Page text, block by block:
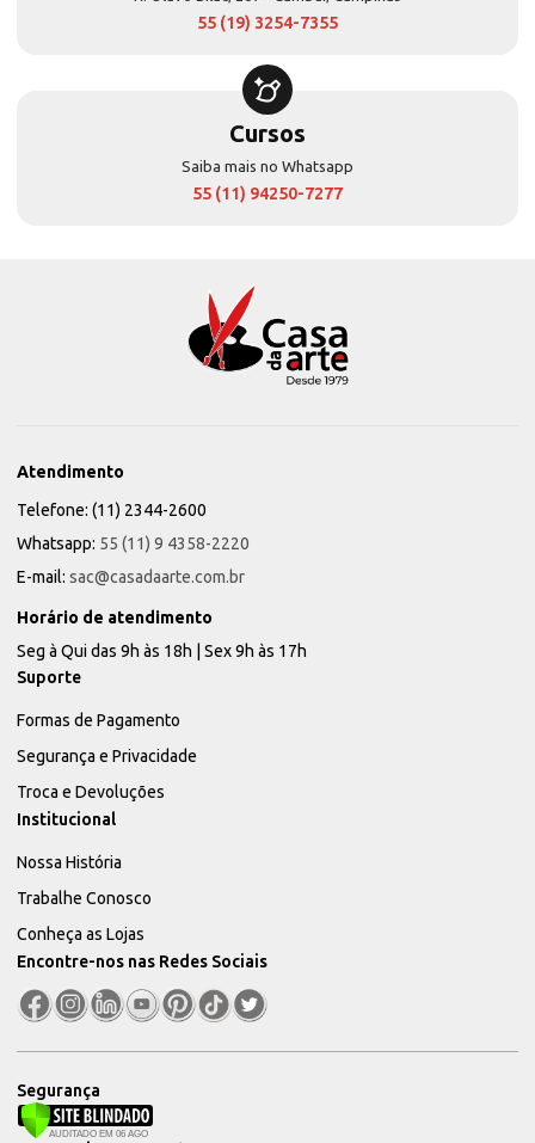
55 (19) 3254-7355
Cursos
Saiba mais no Whatsapp
55 (11) 94250-7277
Atendimento
Telefone: (11) 2344-2600
Whatsapp: 55 (11) 9 4358-2220
E-mail: sac@casadaarte.com.br
Horário de atendimento
Seg à Qui das 9h às 18h | Sex 9h às 17h
Suporte
Formas de Pagamento
Segurança e Privacidade
Troca e Devoluções
Institucional
Nossa História
Trabalhe Conosco
Conheça as Lojas
Encontre-nos nas Redes Sociais
Segurança